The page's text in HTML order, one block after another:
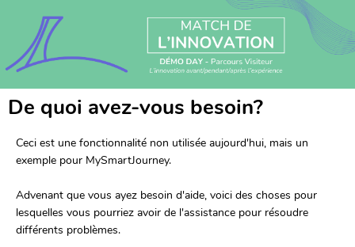
De quoi avez-vous besoin?
Ceci est une fonctionnalité non utilisée aujourd'hui, mais un
exemple pour MySmartJourney.
Advenant que vous ayez besoin d'aide, voici des choses pour
lesquelles vous pourriez avoir de l'assistance pour résoudre
différents problèmes.